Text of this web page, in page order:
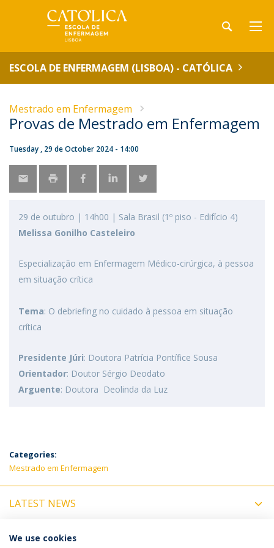
ESCOLA DE ENFERMAGEM (LISBOA) - CATÓLICA
Mestrado em Enfermagem
Provas de Mestrado em Enfermagem
Tuesday , 29 de October 2024 - 14:00
29 de outubro | 14h00 | Sala Brasil (1º piso - Edifício 4)
Melissa Gonilho Casteleiro
Especialização em Enfermagem Médico-cirúrgica, à pessoa
em situação crítica
Tema: O debriefing no cuidado à pessoa em situação
crítica
Presidente Júri: Doutora Patrícia Pontífice Sousa
Orientador: Doutor Sérgio Deodato
Arguente: Doutora Deolinda da Luz
Categories:
Mestrado em Enfermagem
LATEST NEWS
UPCOMING EVENTS
We use cookies